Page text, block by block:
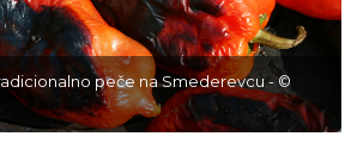
peče na Smederevcu - ©